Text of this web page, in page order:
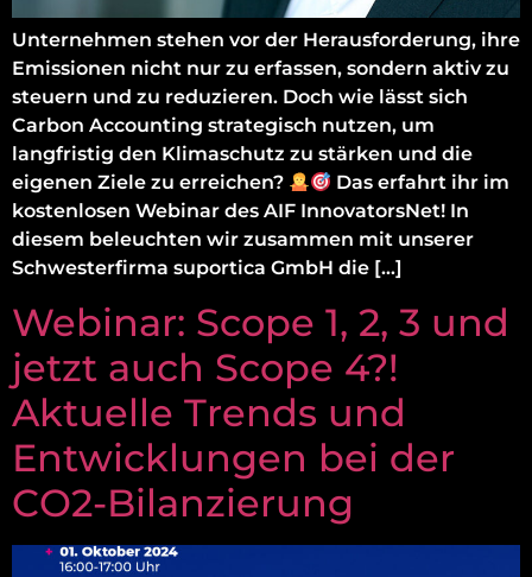
Unternehmen stehen vor der Herausforderung, ihre
Emissionen nicht nur zu erfassen, sondern aktiv zu
steuern und zu reduzieren. Doch wie lässt sich
Carbon Accounting strategisch nutzen, um
langfristig den Klimaschutz zu stärken und die
eigenen Ziele zu erreichen?
Das erfahrt ihr im
kostenlosen Webinar des AIF InnovatorsNet! In
diesem beleuchten wir zusammen mit unserer
Schwesterfirma suportica GmbH die […]
Webinar: Scope 1, 2, 3 und
jetzt auch Scope 4?!
Aktuelle Trends und
Entwicklungen bei der
CO2-Bilanzierung